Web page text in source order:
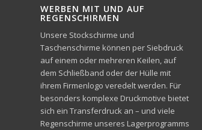
WERBEN MIT UND AUF
REGENSCHIRMEN
Unsere Stockschirme und
Taschenschirme können per Siebdruck
auf einem oder mehreren Keilen, auf
dem Schließband oder der Hülle mit
ihrem Firmenlogo veredelt werden. Für
besonders komplexe Druckmotive bietet
sich ein Transferdruck an – und viele
Regenschirme unseres Lagerprogramms